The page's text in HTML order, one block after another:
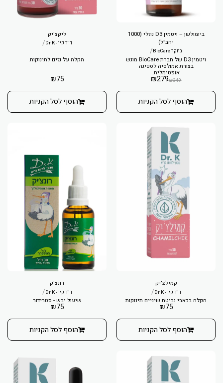
ביומולשן – ויטמין D3 נוזלי (1000
יחב״ל)
ביוקר BioCare /
ויטמין D3 של חברת BioCare מוגש
בצורת אמולסיה לספיגה
אופטימלית.
₪349
₪279
הוסף לסל הקניות
ליקצ'יק
ד''ר קיי - Dr K /
הקלה על גזים לתינוקות
₪75
הוסף לסל הקניות
קמילצ'יק
ד''ר קיי - Dr K /
הקלה בכאבי נביטת שיניים תינוקות
₪75
הוסף לסל הקניות
רונצ'ק
ד''ר קיי - Dr K /
שיעול יבש - סטרידור
₪75
הוסף לסל הקניות